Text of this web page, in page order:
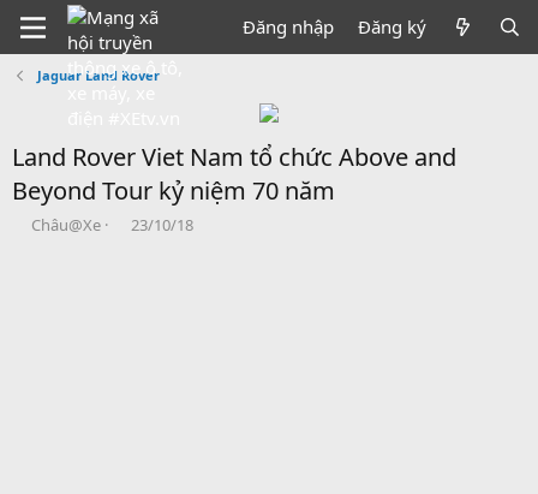
Đăng nhập Đăng ký
Jaguar Land Rover
Land Rover Viet Nam tổ chức Above and
Beyond Tour kỷ niệm 70 năm
B
Châu@Xe
N
23/10/18